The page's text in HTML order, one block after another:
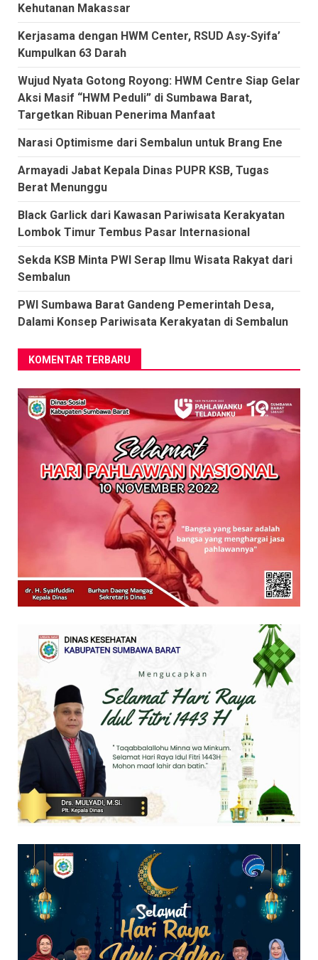
Kehutanan Makassar
Kerjasama dengan HWM Center, RSUD Asy-Syifa’
Kumpulkan 63 Darah
Wujud Nyata Gotong Royong: HWM Centre Siap Gelar
Aksi Masif “HWM Peduli” di Sumbawa Barat,
Targetkan Ribuan Penerima Manfaat
Narasi Optimisme dari Sembalun untuk Brang Ene
Armayadi Jabat Kepala Dinas PUPR KSB, Tugas
Berat Menunggu
Black Garlick dari Kawasan Pariwisata Kerakyatan
Lombok Timur Tembus Pasar Internasional
Sekda KSB Minta PWI Serap Ilmu Wisata Rakyat dari
Sembalun
PWI Sumbawa Barat Gandeng Pemerintah Desa,
Dalami Konsep Pariwisata Kerakyatan di Sembalun
KOMENTAR TERBARU